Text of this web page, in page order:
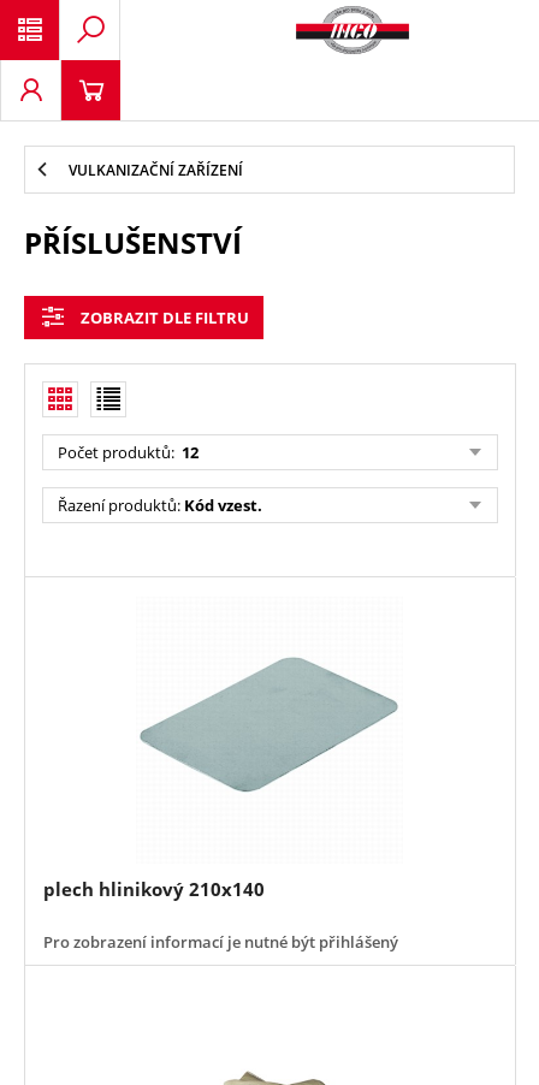
VULKANIZAČNÍ ZAŘÍZENÍ
PŘÍSLUŠENSTVÍ
ZOBRAZIT DLE FILTRU
Počet produktů: 12
Řazení produktů: Kód vzest.
plech hlinikový 210x140
Pro zobrazení informací je nutné být přihlášený